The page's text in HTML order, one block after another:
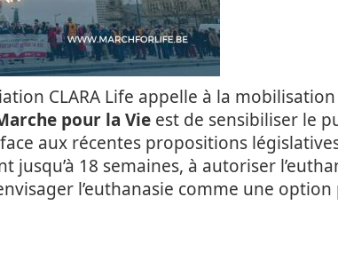
CLARA Life appelle à la
pour la Vie est de sensibiliser le
aux récentes propositions
jusqu’à 18 semaines, à autoriser
l’euthanasie comme une